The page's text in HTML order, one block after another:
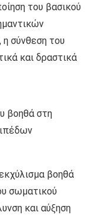
του βασικού
σύνθεση του
και δραστικά
βοηθά στη
βοηθά
σωματικού
και αύξηση